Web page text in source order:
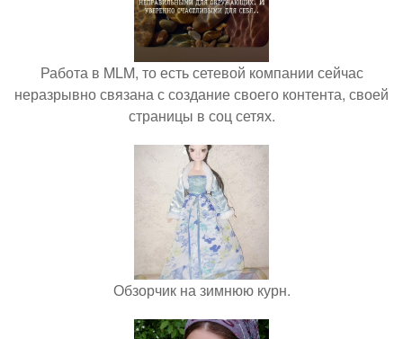
Работа в MLM, то есть сетевой компании сейчас
неразрывно связана с создание своего контента, своей
страницы в соц сетях.
Обзорчик на зимнюю курн.